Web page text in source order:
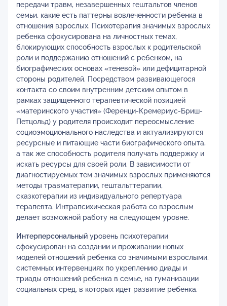
передачи травм, незавершенных гештальтов членов
семьи, какие есть паттерны вовлеченности ребенка в
отношения взрослых. Психотерапия значимых взрослых
ребенка сфокусирована на личностных темах,
блокирующих способность взрослых к родительской
роли и поддержанию отношений с ребенком, на
биографических основах «теневой» или дефицитарной
стороны родителей. Посредством развивающегося
контакта со своим внутренним детским опытом в
рамках защищенного терапевтической позицией
«материнского участия» (Ференци-Кремериус-Бриш-
Петцольд) у родителя происходит переосмысление
социоэмоционального наследства и актуализируются
ресурсные и питающие части биографического опыта,
а так же способность родителя получать поддержку и
искать ресурсы для своей роли. В зависимости от
диагностируемых тем значимых взрослых применяются
методы травматерапии, гештальттерапии,
сказкотерапии из индивидуального репертуара
терапевта. Интрапсихическая работа со взрослым
делает возможной работу на следующем уровне.
Интерперсональный уровень психотерапии
сфокусирован на создании и проживании новых
моделей отношений ребенка со значимыми взрослыми,
системных интервенциях по укреплению диады и
триады отношений ребенка в семье, на гуманизации
социальных сред, в которых идет развитие ребенка.